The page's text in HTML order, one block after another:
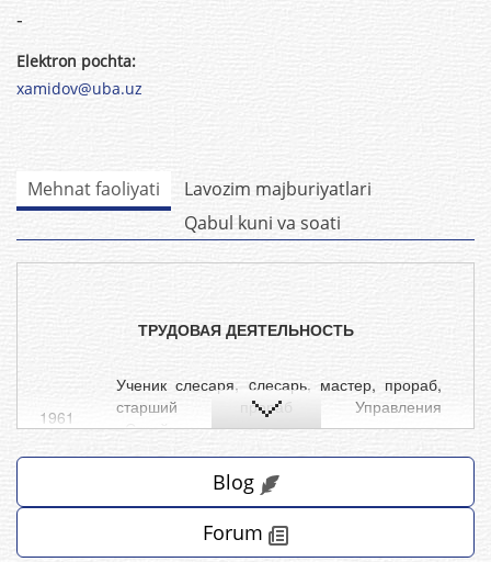
-
Elektron pochta:
xamidov@uba.uz
Mehnat faoliyati
Lavozim majburiyatlari
Qabul kuni va soati
ТРУДОВАЯ ДЕЯТЕЛЬНОСТЬ
1961
Ученик слесаря, cлесарь, мастер, прораб,
старший прораб Управления
«Стройгазмонтаж» треста
строительства Узбекской ССР
Прораб, старший прораб, старший прораб –
МУ “Горсантехмонтаж”
Blog
Forum